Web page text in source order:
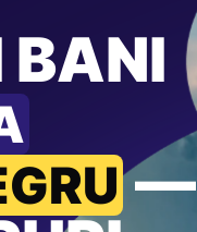
BANI
—